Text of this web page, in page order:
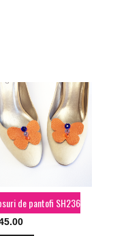
de pantofi SH236